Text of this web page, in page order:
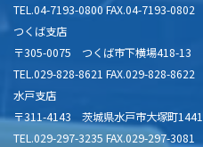
TEL.04-7193-0800 FAX.04-7193-0802
つくば支店
〒305-0075 つくば市下横場418-13
TEL.029-828-8621 FAX.029-828-8622
水戸支店
〒311-4143 茨城県水戸市大塚町1441
TEL.029-297-3235 FAX.029-297-3081